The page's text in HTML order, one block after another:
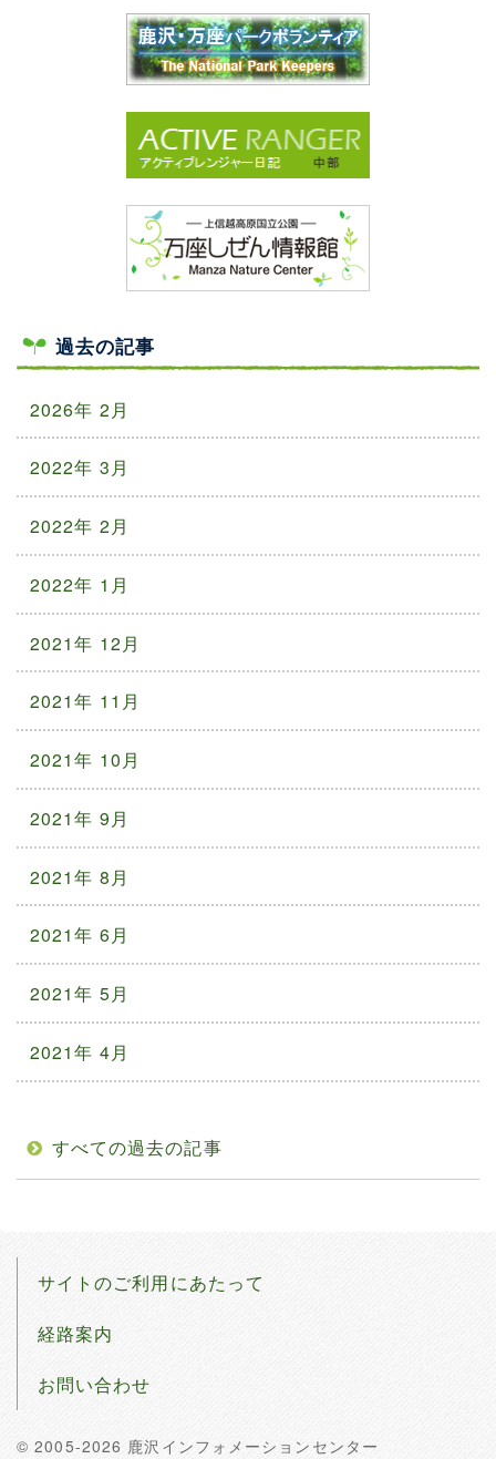
過去の記事
2026年 2月
2022年 3月
2022年 2月
2022年 1月
2021年 12月
2021年 11月
2021年 10月
2021年 9月
2021年 8月
2021年 6月
2021年 5月
2021年 4月
すべての過去の記事
サイトのご利用にあたって
経路案内
お問い合わせ
© 2005-2026 鹿沢インフォメーションセンター